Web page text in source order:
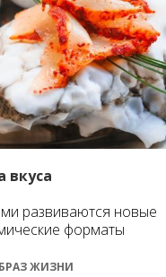
вкуса
развиваются новые
форматы
ЖИЗНИ